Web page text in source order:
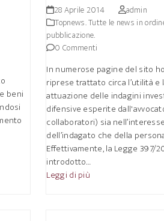
beni
28 Aprile 2014
admin
Topnews. Tutte le news in
pubblicazione.
0 Commenti
In numerose pagine del sito
riprese trattato circa l’utilità e
attuazione delle indagini
difensive esperite
collaboratori) sia nell’interesse
dell’indagato che della
Effettivamente, la Legge 397/
introdotto…
Leggi di più